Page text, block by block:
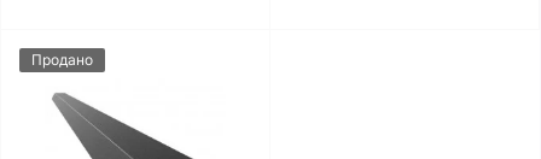
Продано